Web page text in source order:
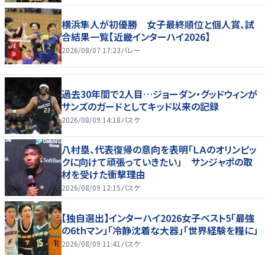
横浜隼人が初優勝 女子最終順位と個人賞、試
合結果一覧【近畿インターハイ2026】
2026/08/07 17:23バレー
過去30年間で2人目…ジョーダン・グッドウィンが
サンズのガードとしてキッド以来の記録
2026/08/09 14:18バスケ
八村塁、代表復帰の意向を表明「ＬＡのオリンピッ
クに向けて頑張っていきたい」 サンジャポの取
材を受けた衝撃理由
2026/08/09 12:15バスケ
【独自選出】インターハイ2026女子ベスト5「最強
の6thマン」「冷静沈着な大器」「世界経験を糧に」
2026/08/09 11:41 バスケ